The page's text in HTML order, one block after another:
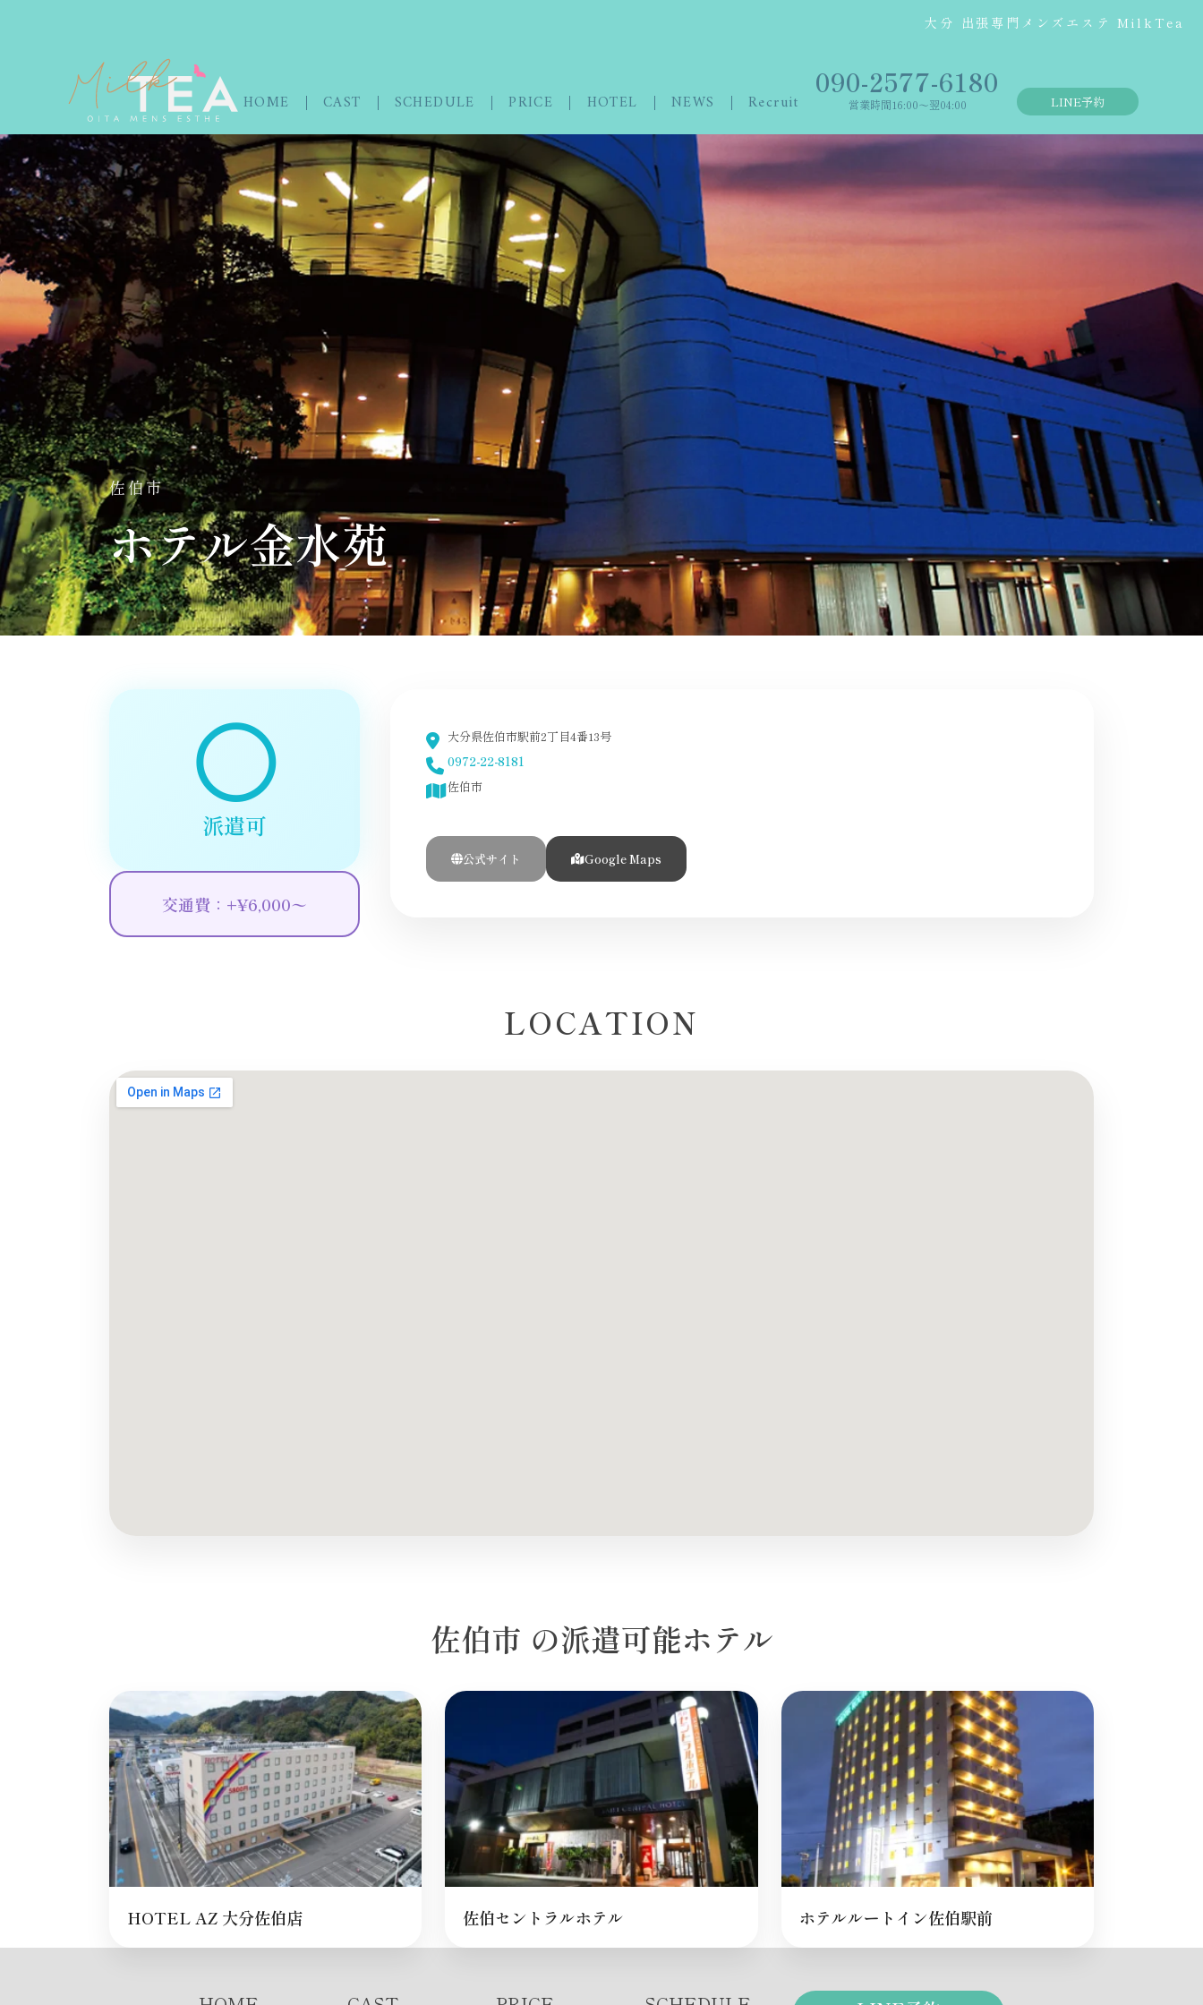
大分 出張専門メンズエステ MilkTea
HOME CAST SCHEDULE PRICE HOTEL NEWS Recruit
‭090-2577-6180
営業時間16:00〜翌04:00 LINE予約
佐伯市
ホテル金水苑
◯
派遣可
交通費：+¥6,000〜
大分県佐伯市駅前2丁目4番13号
0972-22-8181
佐伯市
公式サイト Google Maps
LOCATION
佐伯市 の派遣可能ホテル
HOTEL AZ 大分佐伯店 佐伯セントラルホテル ホテルルートイン佐伯駅前